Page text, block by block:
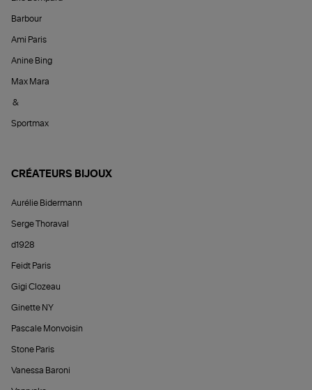
Barbour
Ami Paris
Anine Bing
Max Mara
&
Sportmax
CRÉATEURS BIJOUX
Aurélie Bidermann
Serge Thoraval
d1928
Feidt Paris
Gigi Clozeau
Ginette NY
Pascale Monvoisin
Stone Paris
Vanessa Baroni